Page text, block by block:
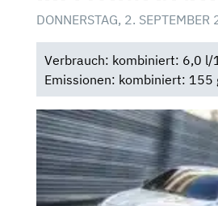
DONNERSTAG, 2.
Verbrauch: kombiniert: 6,0 l/
Emissionen: kombiniert: 155